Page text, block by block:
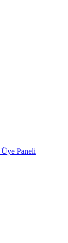
Üye Paneli